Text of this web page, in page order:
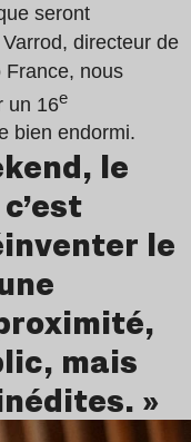
seront
directeur de
France, nous
un 16e
bien endormi.
le
le
mais
»